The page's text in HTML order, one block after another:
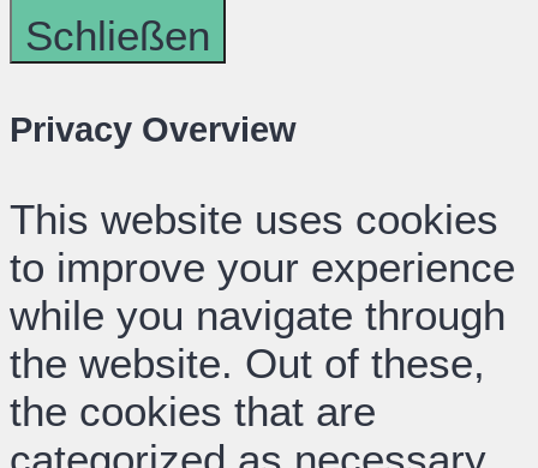
Schließen
Privacy Overview
This website uses cookies
to improve your experience
while you navigate through
the website. Out of these,
the cookies that are